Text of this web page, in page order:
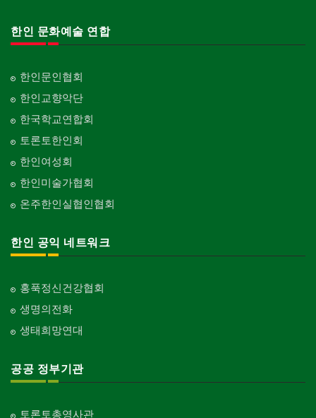
한인 문화예술 연합
한인문인협회
한인교향악단
한국학교연합회
토론토한인회
한인여성회
한인미술가협회
온주한인실협인협회
한인 공익 네트워크
홍푹정신건강협회
생명의전화
생태희망연대
공공 정부기관
토론토총영사관